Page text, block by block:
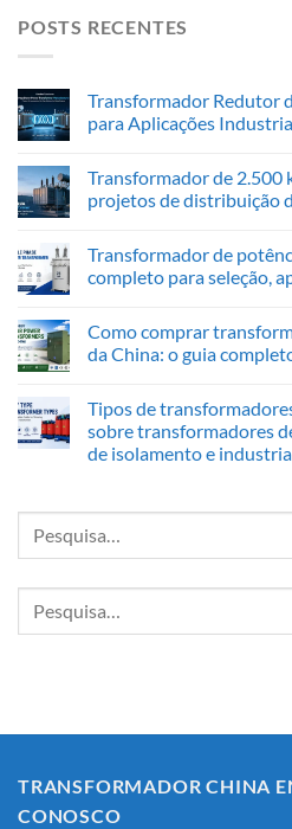
POSTS RECENTES
Transformador Redutor
para Aplicações
Transformador de 2.500
projetos de distribuição
Transformador de
completo para seleção,
Como comprar
da China: o guia
Tipos de
sobre transformadores
de isolamento e
TRANSFORMADOR CHINA
CONOSCO